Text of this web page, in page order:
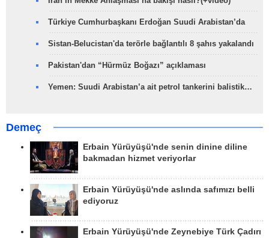
Türkiye Cumhurbaşkanı Erdoğan Suudi Arabistan’da
Sistan-Belucistan'da terörle bağlantılı 8 şahıs yakalandı
Pakistan'dan “Hürmüz Boğazı” açıklaması
Yemen: Suudi Arabistan’a ait petrol tankerini balistik…
Demeç
Erbain Yürüyüşü'nde senin dinine diline
bakmadan hizmet veriyorlar
Erbain Yürüyüşü'nde aslında safımızı belli
ediyoruz
Erbain Yürüyüşü'nde Zeynebiye Türk Çadırı